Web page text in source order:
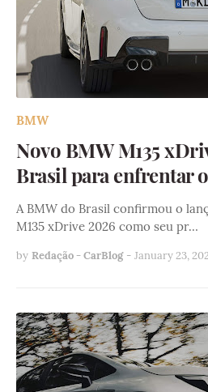
BMW
Novo BMW M135
Brasil para enfrentar
A BMW do Brasil confirmou o
M135 xDrive 2026 como seu pr…
by Redação - CarBlog - January 23,